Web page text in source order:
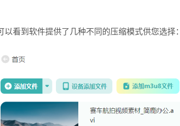
看到软件提供了几种不同的压缩模式供您选择：